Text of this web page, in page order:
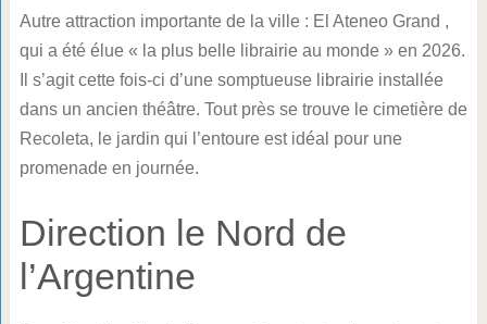
Autre attraction importante de la ville : El Ateneo Grand ,
qui a été élue « la plus belle librairie au monde » en 2026.
Il s’agit cette fois-ci d’une somptueuse librairie installée
dans un ancien théâtre. Tout près se trouve le cimetière de
Recoleta, le jardin qui l’entoure est idéal pour une
promenade en journée.
Direction le Nord de
l’Argentine